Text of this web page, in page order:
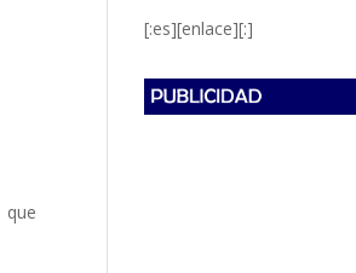
[:es][enlace][:]